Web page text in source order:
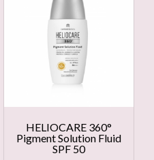
HELIOCARE 360°
Pigment Solution Fluid
SPF 50